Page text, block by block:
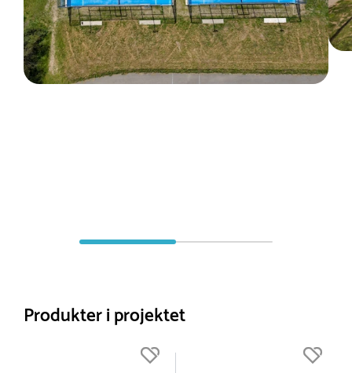
Produkter i projektet